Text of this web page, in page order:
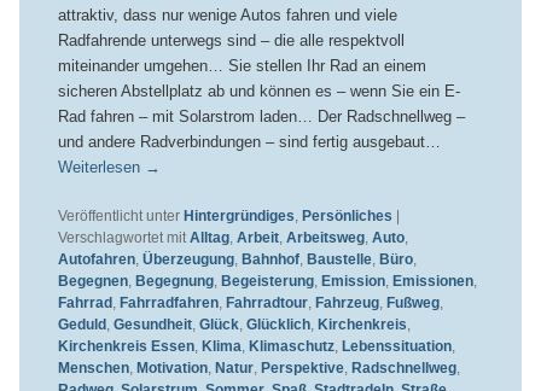
attraktiv, dass nur wenige Autos fahren und viele
Radfahrende unterwegs sind – die alle respektvoll
miteinander umgehen… Sie stellen Ihr Rad an einem
sicheren Abstellplatz ab und können es – wenn Sie ein E-
Rad fahren – mit Solarstrom laden… Der Radschnellweg –
und andere Radverbindungen – sind fertig ausgebaut…
Weiterlesen →
Veröffentlicht unter Hintergründiges Persönliches |
Verschlagwortet mit Alltag, Arbeit, Arbeitsweg, Auto,
Autofahren, Überzeugung, Bahnhof, Baustelle, Büro,
Begegnen, Begegnung, Begeisterung, Emission, Emissionen,
Fahrrad, Fahrradfahren, Fahrradtour, Fahrzeug, Fußweg,
Geduld, Gesundheit, Glück, Glücklich, Kirchenkreis
Kirchenkreis Essen, Klima Klimaschutz, Lebenssituation,
Menschen, Motivation, Natur, Perspektive, Radschnellweg,